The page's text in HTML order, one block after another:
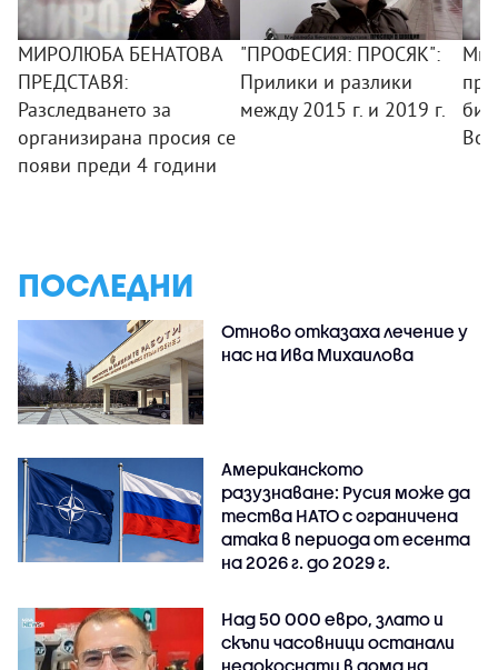
МИРОЛЮБА БЕНАТОВА
ПРЕДСТАВЯ:
Разследването за
организирана просия се
появи преди 4 години
"ПРОФЕСИЯ: ПРОСЯК":
Прилики и разлики
между 2015 г. и 2019 г.
ПОСЛЕДНИ
Отново отказаха лечение у
нас на Ива Михаилова
Американското
разузнаване: Русия може да
тества НАТО с ограничена
атака в периода от есента
на 2026 г. до 2029 г.
Над 50 000 евро, злато и
скъпи часовници останали
недокоснати в дома на